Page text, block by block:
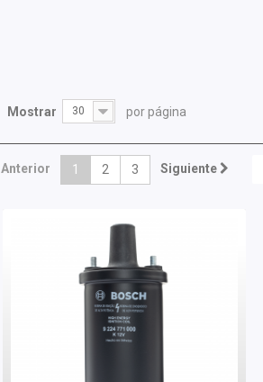
Mostrar 30 por página
Anterior 1 2 3 Siguiente